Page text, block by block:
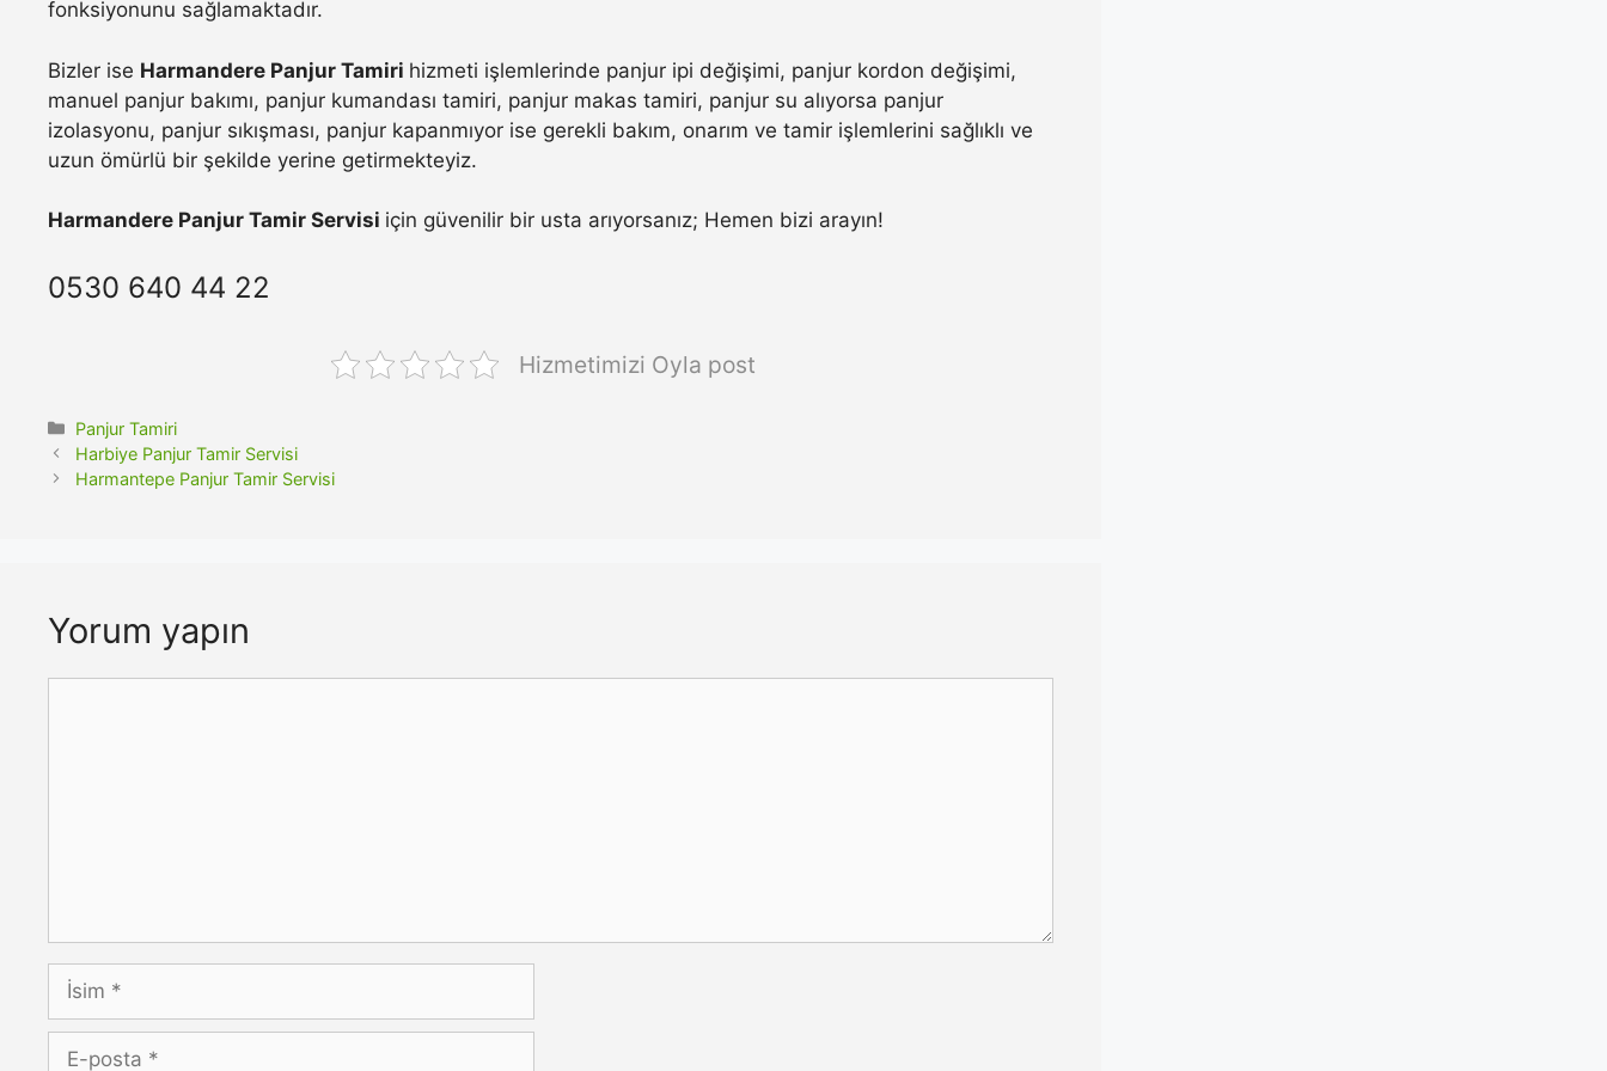
fonksiyonunu sağlamaktadır.
Bizler ise Harmandere Panjur Tamiri hizmeti işlemlerinde panjur ipi değişimi, panjur kordon değişimi,
manuel panjur bakımı, panjur kumandası tamiri, panjur makas tamiri, panjur su alıyorsa panjur
izolasyonu, panjur sıkışması, panjur kapanmıyor ise gerekli bakım, onarım ve tamir işlemlerini sağlıklı ve
uzun ömürlü bir şekilde yerine getirmekteyiz.
Harmandere Panjur Tamir Servisi için güvenilir bir usta arıyorsanız; Hemen bizi arayın!
0530 640 44 22
Hizmetimizi Oyla post
Kategoriler
Panjur Tamiri
Harbiye Panjur Tamir Servisi
Harmantepe Panjur Tamir Servisi
Yorum yapın
İsim